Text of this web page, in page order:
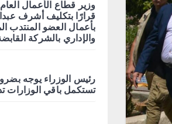
وزير قطاع الأعمال
قرارًا بتكليف أشرف
بأعمال العضو المنتدب
والإداري بالشركة
رئيس الوزراء يوجه
تستكمل باقي الوزارات